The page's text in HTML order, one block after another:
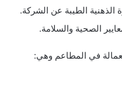
الذهنية الطيبة عن الشركة.
الصحية والسلامة.
في المطاعم وهي: